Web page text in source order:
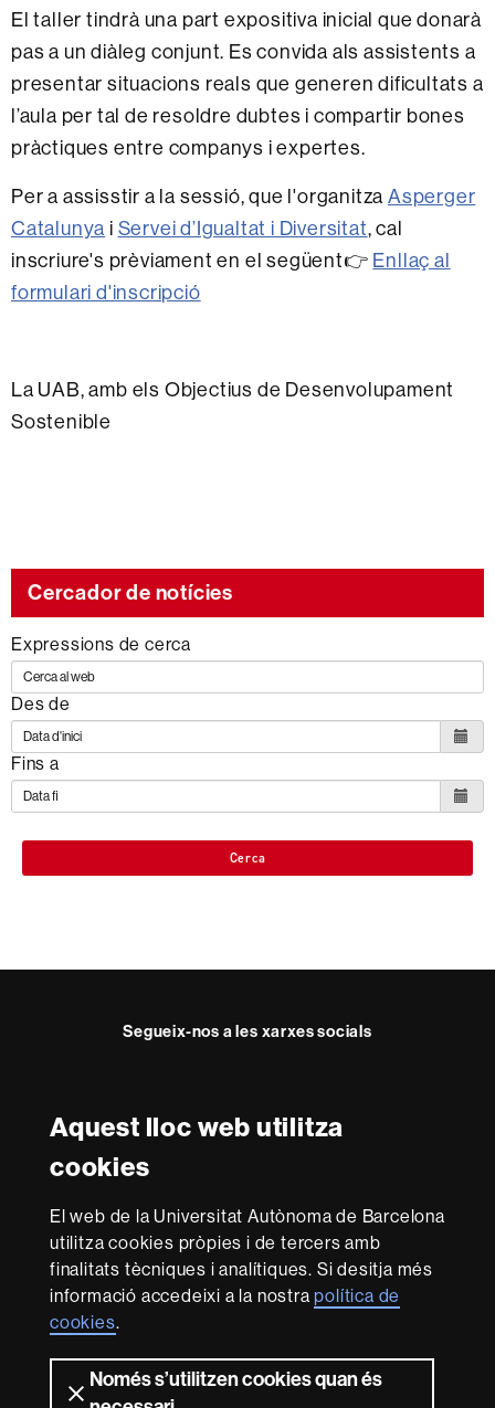
Aquest lloc web utilitza
cookies
El web de la Universitat Autònoma de Barcelona
utilitza cookies pròpies i de tercers amb
finalitats tècniques i analítiques. Si desitja més
informació accedeixi a la nostrapolítica de
cookies.
Només s’utilitzen cookies quan és
El taller tindrà una part expositiva inicial que donarà
pas a un diàleg conjunt. Es convida als assistents a
presentar situacions reals que generen dificultats a
l’aula per tal de resoldre dubtes i compartir bones
pràctiques entre companys i expertes.
Per a assisstir a la sessió, que l'organitza Asperger
Catalunya i Servei d’Igualtat i Diversitat, cal
inscriure's prèviament en el següent👉 Enllaç al
formulari d'inscripció
La UAB, amb els Objectius de Desenvolupament
Sostenible
Cercador de notícies
Expressions de cerca
Des de
Fins a
Cerca
Segueix-nos a les xarxes socials
Reconeixement internacional de l'excel·lència
in
Research
-
Euraxess
Amb el finançament de
Sobre
aquest